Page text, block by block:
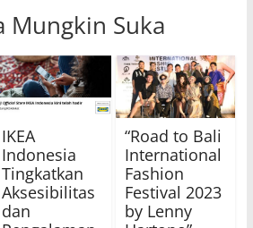
Mungkin Suka
IKEA
Indonesia
Tingkatkan
Aksesibilitas
dan
“Road to Bali
International
Fashion
Festival 2023
by Lenny